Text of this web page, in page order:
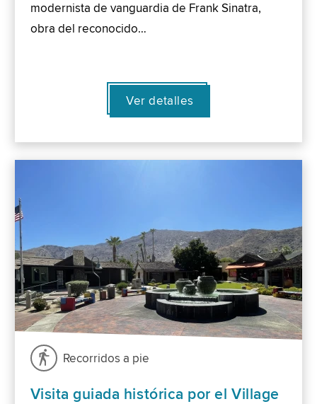
modernista de vanguardia de Frank Sinatra,
obra del reconocido…
Ver detalles
Recorridos a pie
Visita guiada histórica por el Village